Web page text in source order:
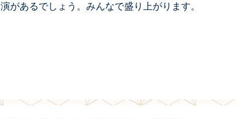
演があるでしょう。みんなで盛り上がります。